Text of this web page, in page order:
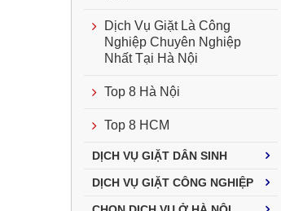
Dịch Vụ Giặt Là Công
Nghiệp Chuyên Nghiệp
Nhất Tại Hà Nội
Top 8 Hà Nội
Top 8 HCM
DỊCH VỤ GIẶT DÂN SINH
DỊCH VỤ GIẶT CÔNG NGHIỆP